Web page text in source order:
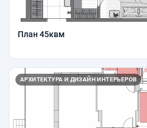
План 45квм
АРХИТЕКТУРА И ДИЗАЙН ИНТЕРЬЕРОВ